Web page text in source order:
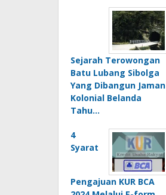
Sejarah Terowongan
Batu Lubang Sibolga
Yang Dibangun Jaman
Kolonial Belanda
Tahu…
4
Syarat
Pengajuan KUR BCA